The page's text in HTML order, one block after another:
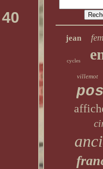
jean
cycles
villemot